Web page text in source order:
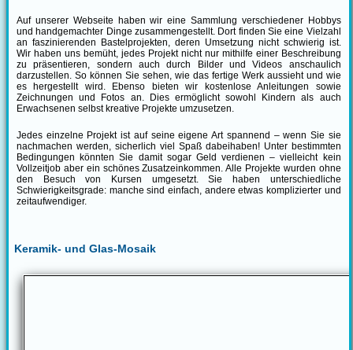
Auf unserer Webseite haben wir eine Sammlung verschiedener Hobbys
und handgemachter Dinge zusammengestellt. Dort finden Sie eine Vielzahl
an faszinierenden Bastelprojekten, deren Umsetzung nicht schwierig ist.
Wir haben uns bemüht, jedes Projekt nicht nur mithilfe einer Beschreibung
zu präsentieren, sondern auch durch Bilder und Videos anschaulich
darzustellen. So können Sie sehen, wie das fertige Werk aussieht und wie
es hergestellt wird. Ebenso bieten wir kostenlose Anleitungen sowie
Zeichnungen und Fotos an. Dies ermöglicht sowohl Kindern als auch
Erwachsenen selbst kreative Projekte umzusetzen.
Jedes einzelne Projekt ist auf seine eigene Art spannend – wenn Sie sie
nachmachen werden, sicherlich viel Spaß dabeihaben! Unter bestimmten
Bedingungen könnten Sie damit sogar Geld verdienen – vielleicht kein
Vollzeitjob aber ein schönes Zusatzeinkommen. Alle Projekte wurden ohne
den Besuch von Kursen umgesetzt. Sie haben unterschiedliche
Schwierigkeitsgrade: manche sind einfach, andere etwas komplizierter und
zeitaufwendiger.
Keramik- und Glas-Mosaik